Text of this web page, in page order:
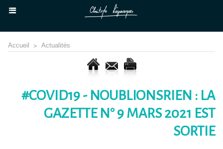
Accueil > Actualités
#COVID19 - NOUBLIONSRIEN : LA
GAZETTE N° 9 MARS 2021 EST
SORTIE